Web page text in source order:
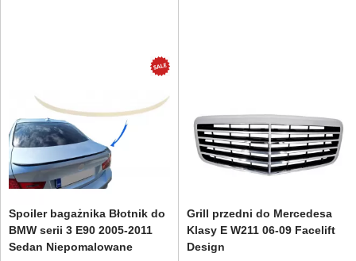
Spoiler bagażnika Błotnik do
BMW serii 3 E90 2005-2011
Sedan Niepomalowane
Grill przedni do Mercedesa
Klasy E W211 06-09 Facelift
Design